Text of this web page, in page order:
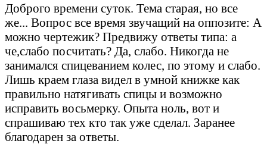
Доброго времени суток. Тема старая, но все
же... Вопрос все время звучащий на оппозите: А
можно чертежик? Предвижу ответы типа: а
че,слабо посчитать? Да, слабо. Никогда не
занимался спицеванием колес, по этому и слабо.
Лишь краем глаза видел в умной книжке как
правильно натягивать спицы и возможно
исправить восьмерку. Опыта ноль, вот и
спрашиваю тех кто так уже сделал. Заранее
благодарен за ответы.